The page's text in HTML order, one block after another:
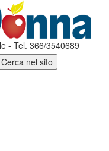
- Tel. 366/3540689